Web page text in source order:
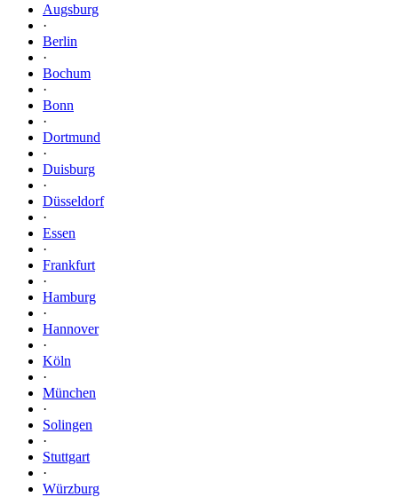
Augsburg
·
Berlin
·
Bochum
·
Bonn
·
Dortmund
·
Duisburg
·
Düsseldorf
·
Essen
·
Frankfurt
·
Hamburg
·
Hannover
·
Köln
·
München
·
Solingen
·
Stuttgart
·
Würzburg